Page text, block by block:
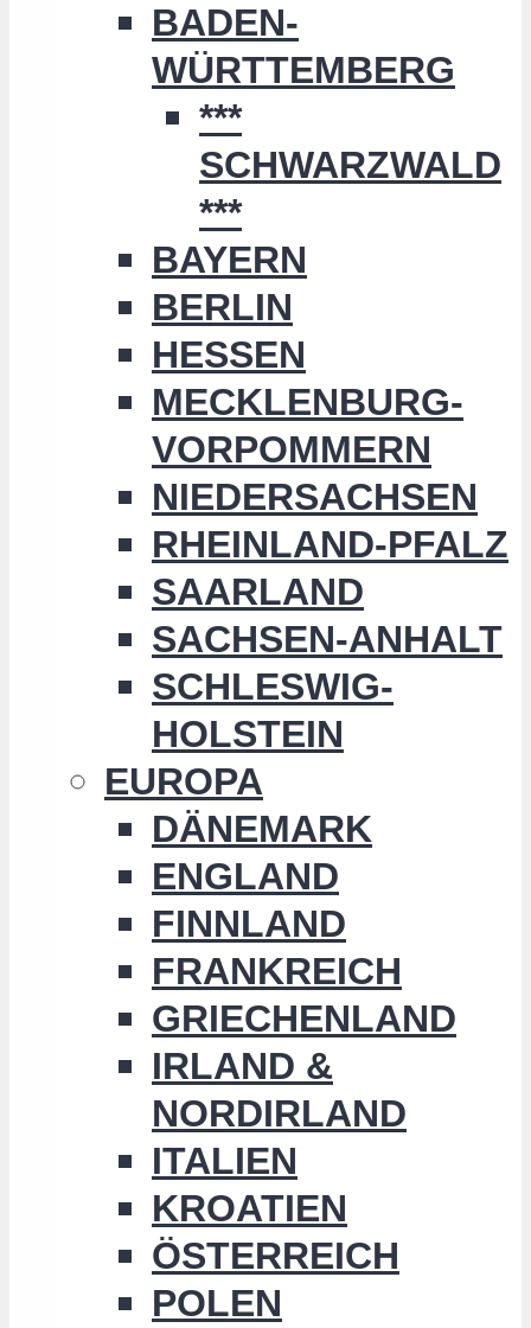
BADEN-
WÜRTTEMBERG
***
SCHWARZWALD
***
BAYERN
BERLIN
HESSEN
MECKLENBURG-
VORPOMMERN
NIEDERSACHSEN
RHEINLAND-PFALZ
SAARLAND
SACHSEN-ANHALT
SCHLESWIG-
HOLSTEIN
EUROPA
DÄNEMARK
ENGLAND
FINNLAND
FRANKREICH
GRIECHENLAND
IRLAND &
NORDIRLAND
ITALIEN
KROATIEN
ÖSTERREICH
POLEN